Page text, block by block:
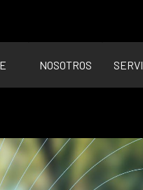
NOSOTROS